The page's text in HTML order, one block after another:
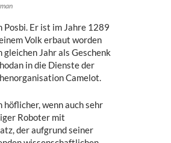
Posbi. Er ist im Jahre 1289
Volk erbaut worden
gleichen Jahr als Geschenk
in die Dienste der
Camelot.
höflicher, wenn auch sehr
Roboter mit
der aufgrund seiner